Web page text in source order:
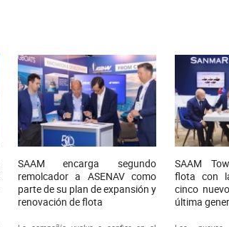
SAAM encarga segundo
remolcador a ASENAV como
parte de su plan de expansión y
renovación de flota
SAAM
flota con
cinco
última